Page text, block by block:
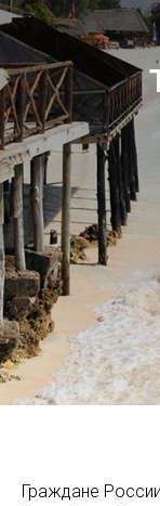
Граждане